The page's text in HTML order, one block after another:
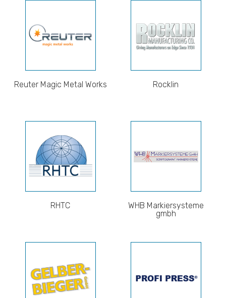
Rocklin
Reuter Magic Metal Works
WHB Markiersysteme
gmbh
RHTC